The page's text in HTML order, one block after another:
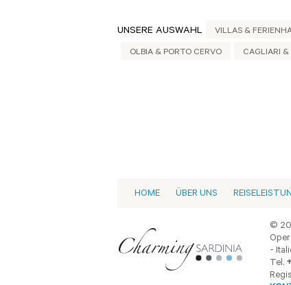
UNSERE AUSWAHL VILLAS &
OLBIA & PORTO CERVO CAGLIARI
HOME ÜBER UNS
©
-
Tel.